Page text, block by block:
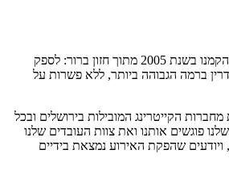
את קייטרינג Royal King הקמנו בשנת 2005 מתוך חזון ברור: לספק
ברמה הגבוהה ביותר, ללא פשרות על
הקייטרינג המובילות בירושלים ובכל
פוגשים אותנו ואת צוות העובדים שלנו
שהפקת האירוע נמצאת בידיים